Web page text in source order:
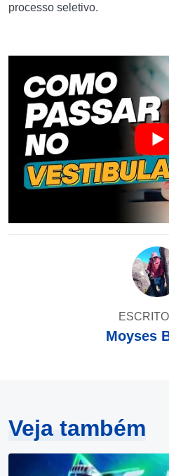
processo seletivo.
Moyses
Veja também